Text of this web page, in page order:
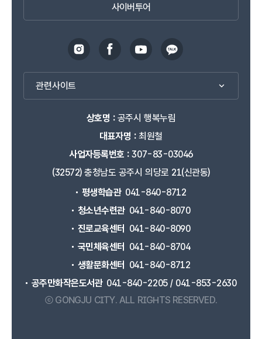
사이버투어
관련사이트
상호명 :공주시 행복누림
대표자명 :최원철
사업자등록번호 :307-83-03046
(32572) 충청남도 공주시 의당로 21(신관동)
평생학습관 041-840-8712
청소년수련관 041-840-8070
진로교육센터
041-840-8090
국민체육센터
041-840-8704
생활문화센터
041-840-8712
공주만화작은도서관 041-840-2205 / 041-853-2630
ⓒ GONGJU CITY. ALL RIGHTS RESERVED.